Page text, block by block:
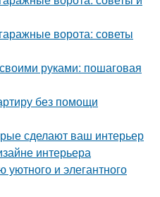
ворота: советы
руками: пошаговая
без помощи
сделают ваш интерьер
интерьера
и элегантного